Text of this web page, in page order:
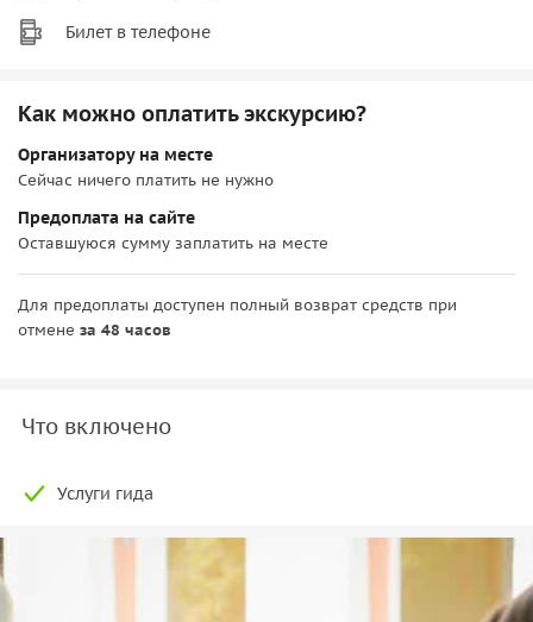
Билет в телефоне
Как можно оплатить экскурсию?
Организатору на месте
Сейчас ничего платить не нужно
Предоплата на сайте
Оставшуюся сумму заплатить на месте
Для предоплаты доступен полный возврат средств при
отмене за 48 часов
Что включено
Услуги гида